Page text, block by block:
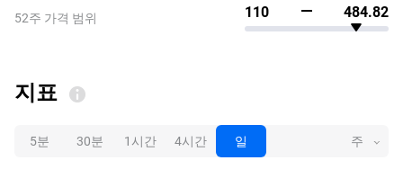
52주 가격 범위 110 484.82
지표
5분 30분 1시간 4시간 일 주